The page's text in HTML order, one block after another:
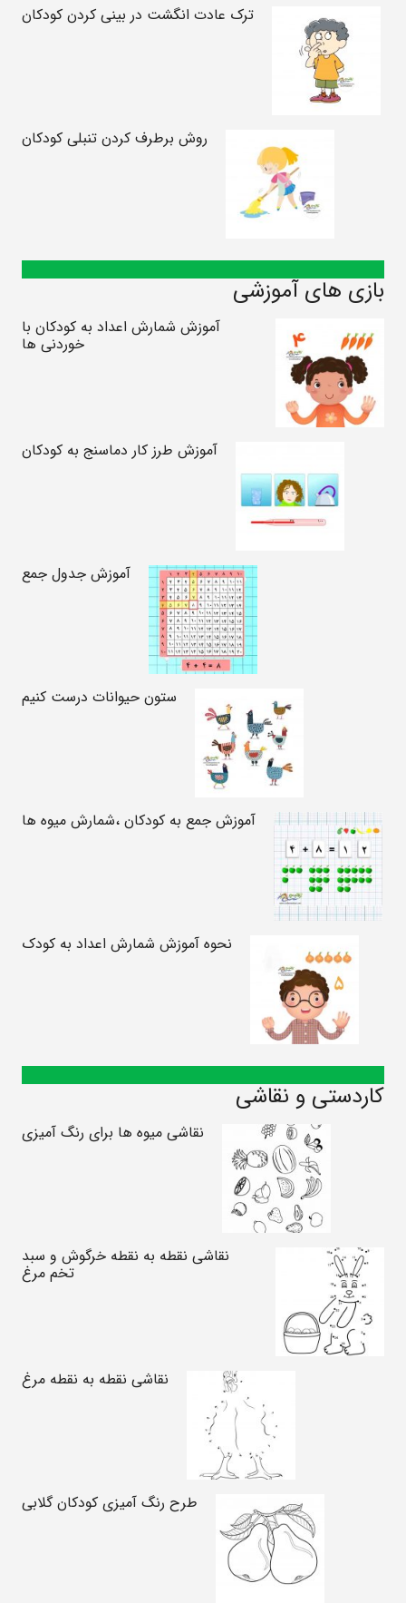
ترک عادت انگشت در بینی کردن کودکان
روش برطرف کردن تنبلی کودکان
بازی های آموزشی
آموزش شمارش اعداد به کودکان با
خوردنی ها
آموزش طرز کار دماسنج به کودکان
آموزش جدول جمع
ستون حیوانات درست کنیم
آموزش جمع به کودکان ،شمارش میوه ها
نحوه آموزش شمارش اعداد به کودک
کاردستی و نقاشی
نقاشی میوه ها برای رنگ آمیزی
نقاشی نقطه به نقطه خرگوش و سبد
تخم مرغ
نقاشی نقطه به نقطه مرغ
طرح رنگ آمیزی کودکان گلابی